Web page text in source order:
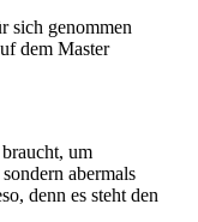
sich genommen
dem Master
um
abermals
denn es steht den